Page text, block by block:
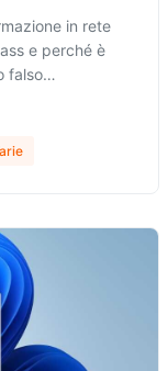
in rete
e perché è
falso…